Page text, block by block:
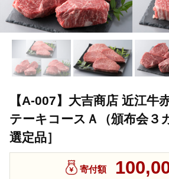
【A-007】大吉商店 近江牛
テーキコースＡ（頒布会３
選定品］
寄付額